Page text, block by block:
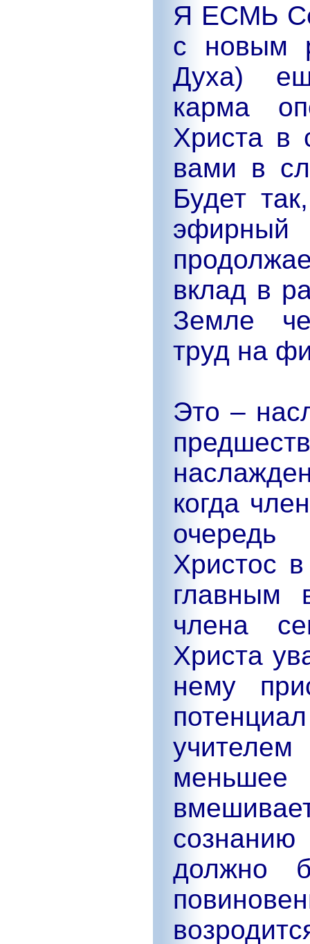
Я ЕСМЬ
с новым
Духа)
карма
Христа в
вами в
Будет
вклад в
Земле
труд на
Это –
когда
Христос
главным
члена
Христа
нему
должно